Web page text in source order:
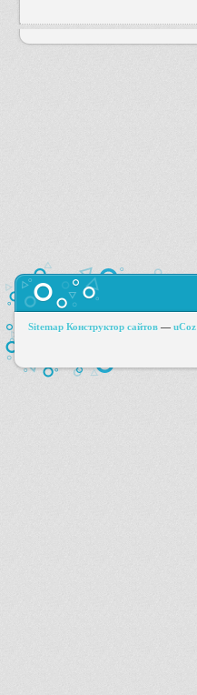
Sitemap Конструктор сайтов — uCoz